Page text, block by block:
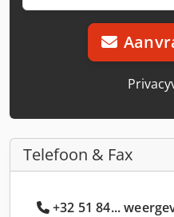
Telefoon & Fax
+32 51 84...